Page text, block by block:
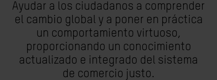
Ayudar a los ciudadanos a comprender
el cambio global y a poner en práctica
un comportamiento virtuoso,
proporcionando un conocimiento
actualizado e integrado del sistema
de comercio justo.